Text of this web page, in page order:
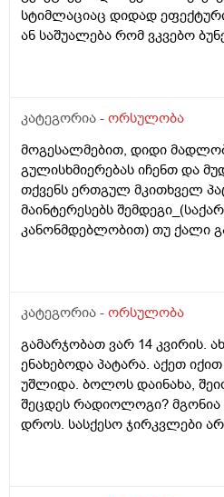
სტიმლაციაც დიდად
ან საშუალება რომ ვკვებო
კატეგორია - ორსულობა
მოგესალმებით, დიდი
გულისხმიერებას იჩენთ და
თქვენს ერთგულ მკითხველ
მაინტერესებს
კანონმდებლობით) თუ ქალი
(კვერცხუჯრედის
მნიშვნელოვანი
გამოიყენებს, გაყინული
კლინიკაში, ამ დროს
სცენარი? რა ბედი ეწევა
კვერცხუჯრედებს?_თუ მათ
გამოიყენებენ მანამ სხვა
მიუხედავად? თუ არ
კატეგორია - ორსულობა
გამარჯობათ ვარ 14 კვირის.
ენახებოდა პატარა. აქეთ
უშლიდა. ბოლოს დაინახა,
შეცდეს რადიოლოგი?
დროს. სასქესო ჯირკვლები